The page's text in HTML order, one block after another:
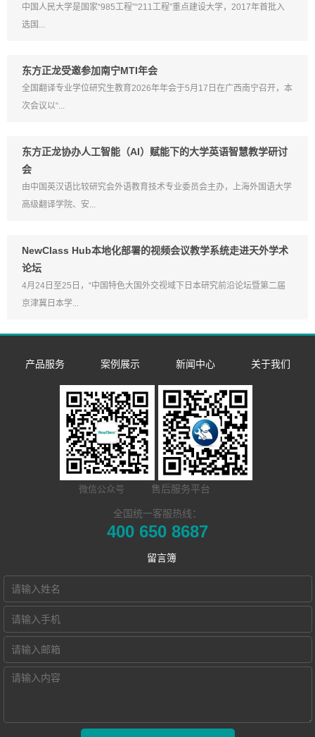
中国人民大学是国家“985工程”“211工程”重点建设大学，2017年首批入
选国...
东方正龙受邀参加南宁MTI年会
全国翻译专业学位研究生教育2026年年会于5月17日在广西南宁召开，本
次会议以“...
东方正龙协办人工智能（AI）赋能下的大学英语智慧教学研讨
会
由中国英汉语比较研究会外语教育技术专业委员会主办，上海外国语大学
高级翻译学院、安...
NewClass Hub本地化部署的视频会议教学系统走进天外学术
论坛
4月24日至25日，“中国特色大国外交视域下日本研究前沿论坛暨第二届
京津冀日本学...
产品服务
数字语言学习系
同声传译训练系
​远程合班教学系
NewClass Hub本
高密度WiFi移动
智慧教室
案例展示
双一流/985/211
外语院校
MTI/BTI院校
用户名录
新闻中心
企业新闻
市场活动
关于我们
微信公众号 售后服务平台
全国统一客服热线：
400 650 8687
留言簿